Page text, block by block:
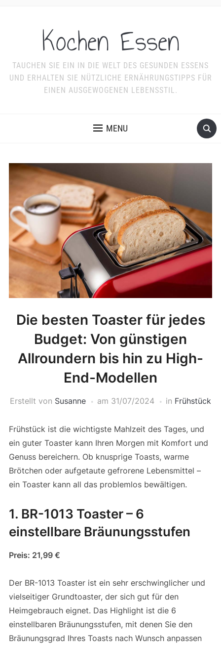
Kochen Essen
TAUCHEN SIE EIN IN DIE WELT DES GESUNDEN ESSENS
UND ERHALTEN SIE NÜTZLICHE ERNÄHRUNGSTIPPS FÜR
EINEN AUSGEWOGENEN LEBENSSTIL.
MENU
Die besten Toaster für jedes
Budget: Von günstigen
Allroundern bis hin zu High-
End-Modellen
Erstellt von Susanne am 31/07/2024 in Frühstück
Frühstück ist die wichtigste Mahlzeit des Tages, und
ein guter Toaster kann Ihren Morgen mit Komfort und
Genuss bereichern. Ob knusprige Toasts, warme
Brötchen oder aufgetaute gefrorene Lebensmittel –
ein Toaster kann all das problemlos bewältigen.
1. BR-1013 Toaster – 6
einstellbare Bräunungsstufen
Preis: 21,99 €
Der BR-1013 Toaster ist ein sehr erschwinglicher und
vielseitiger Grundtoaster, der sich gut für den
Heimgebrauch eignet. Das Highlight ist die 6
einstellbaren Bräunungsstufen, mit denen Sie den
Bräunungsgrad Ihres Toasts nach Wunsch anpassen